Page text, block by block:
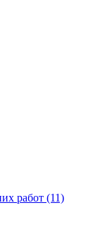
работ (11)